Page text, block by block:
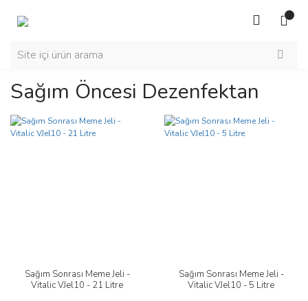
Sağım Öncesi Dezenfektan
Sağım Sonrası Meme Jeli -
Vitalic VJel10 - 21 Litre
Sağım Sonrası Meme Jeli -
Vitalic VJel10 - 5 Litre